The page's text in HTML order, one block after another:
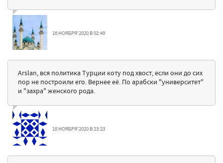
16 НОЯБРЯ'2020 В 02:49
Arslan, вся политика Турции коту под хвост, если они до сих
пор не построили его. Вернее её. По арабски "университет"
и "захра" женского рода.
18 НОЯБРЯ'2020 В 23:23